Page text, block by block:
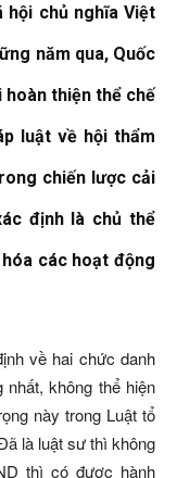
hội chủ nghĩa Việt
năm qua, Quốc
thiện thể chế
luật về hội thẩm
chiến lược cải
định là chủ thể
các hoạt động
về hai chức danh
không thể hiện
này trong Luật tổ
là luật sư thì không
thì có được hành